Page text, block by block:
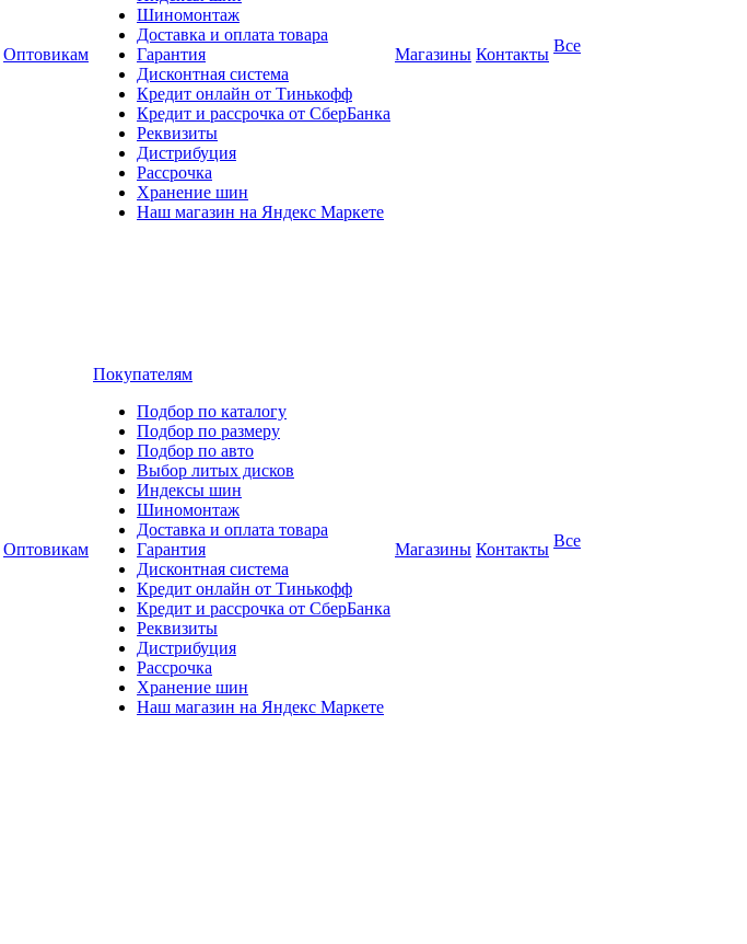
Оптовикам
Шиномонтаж
Доставка и оплата товара
Гарантия
Дисконтная система
Кредит онлайн от Тинькофф
Кредит и рассрочка от СберБанка
Реквизиты
Дистрибуция
Рассрочка
Хранение шин
Наш магазин на Яндекс Маркете
Магазины Контакты Все
Оптовикам
Покупателям
Подбор по каталогу
Подбор по размеру
Подбор по авто
Выбор литых дисков
Индексы шин
Шиномонтаж
Доставка и оплата товара
Гарантия
Дисконтная система
Кредит онлайн от Тинькофф
Кредит и рассрочка от СберБанка
Реквизиты
Дистрибуция
Рассрочка
Хранение шин
Наш магазин на Яндекс Маркете
Магазины Контакты Все